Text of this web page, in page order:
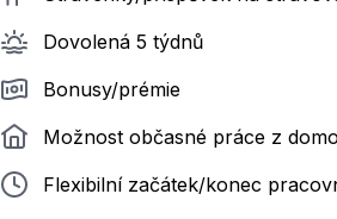
Dovolená 5 týdnů
Bonusy/prémie
Možnost občasné práce z
Flexibilní začátek/konec